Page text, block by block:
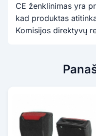
CE ženklinimas yra
kad produktas
Komisijos direktyvų